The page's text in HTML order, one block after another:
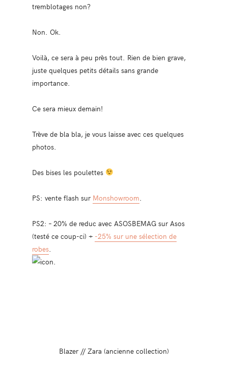
tremblotages non?
Non. Ok.
Voilà, ce sera à peu près tout. Rien de bien grave,
juste quelques petits détails sans grande
importance.
Ce sera mieux demain!
Trève de bla bla, je vous laisse avec ces quelques
photos.
Des bises les poulettes
PS: vente flash sur Monshowroom
PS2: – 20% de reduc avec ASOSBEMAG sur Asos
(testé ce coup-ci) + -25% sur une sélection de
robes.
Blazer // Zara (ancienne collection)